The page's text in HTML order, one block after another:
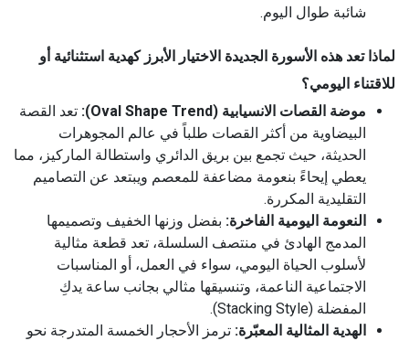
شائبة طوال اليوم.
لماذا تعد هذه الأسورة الجديدة الاختيار الأبرز كهدية استثنائية أو
للاقتناء اليومي؟
موضة القصات الانسيابية (Oval Shape Trend):
تعد القصة
البيضاوية من أكثر القصات طلباً في عالم المجوهرات
الحديثة، حيث تجمع بين بريق الدائري واستطالة الماركيز، مما
يعطي إيحاءً بنعومة مضاعفة للمعصم ويبتعد عن التصاميم
التقليدية المكررة.
النعومة اليومية الفاخرة: بفضل وزنها الخفيف وتصميمها
المدمج الهادئ في منتصف السلسلة، تعد قطعة مثالية
لأسلوب الحياة اليومي، سواء في العمل، أو المناسبات
الاجتماعية الناعمة، وتنسيقها مثالي بجانب ساعة يدكِ
المفضلة (Stacking Style).
الهدية المثالية المعبّرة: ترمز الأحجار الخمسة المتدرجة نحو